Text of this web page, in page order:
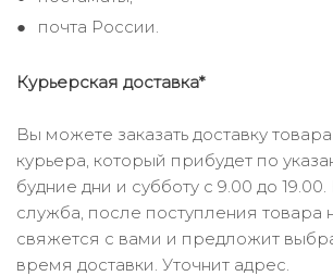
почта России.
Курьерская доставка*
Вы можете заказать доставку
курьера, который прибудет по
будние дни и субботу с 9.00 до
служба, после поступления товара
свяжется с вами и предложит
время доставки. Уточнит адрес.